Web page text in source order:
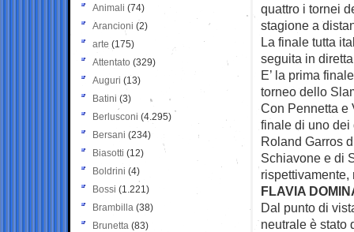
quattro i tornei
stagione a
La finale tutta
seguita in
E’ la prima
torneo dello
Con Pennetta e
finale di uno dei
Roland Garros
Schiavone e di
rispettivamente,
FLAVIA
Dal punto di
neutrale è stato
Animali (74)
Arancioni (2)
arte (175)
Attentato (329)
Auguri (13)
Batini (3)
Berlusconi (4.295)
Bersani (234)
Biasotti (12)
Boldrini (4)
Bossi (1.221)
Brambilla (38)
Brunetta (83)